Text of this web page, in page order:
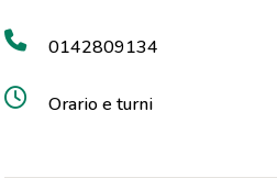
0142809134
Orario e turni